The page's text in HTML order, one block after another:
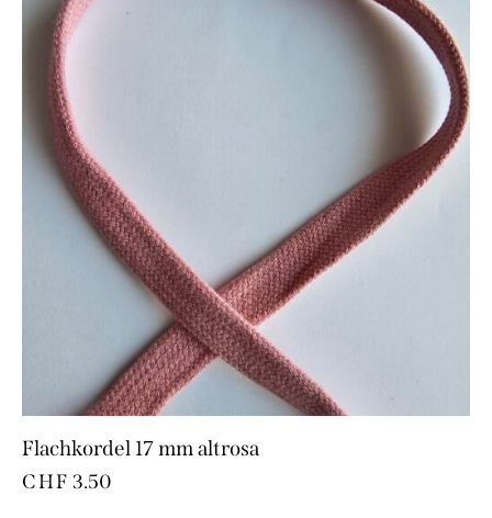
Flachkordel 17 mm altrosa
CHF 3.50